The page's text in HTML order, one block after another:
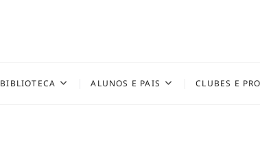
BIBLIOTECA ALUNOS E PAIS CLUBES E